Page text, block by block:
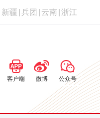
新疆 兵团 云南 浙江
客户端 微博 公众号